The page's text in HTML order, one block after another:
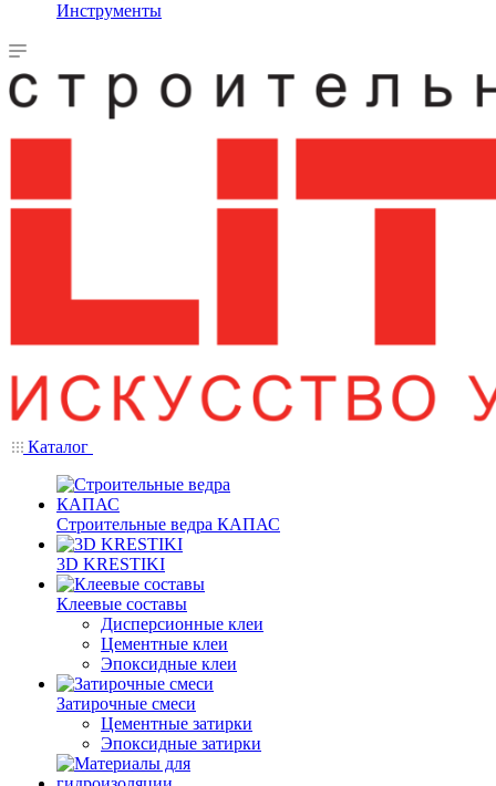
Инструменты
Каталог
Строительные ведра КАПАС
3D KRESTIKI
Клеевые составы
Дисперсионные клеи
Цементные клеи
Эпоксидные клеи
Затирочные смеси
Цементные затирки
Эпоксидные затирки